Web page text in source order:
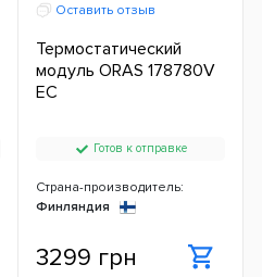
Оставить отзыв
Термостатический
модуль ORAS 178780V
ЕС
Готов к отправке
Страна-производитель:
Финляндия
3299 грн